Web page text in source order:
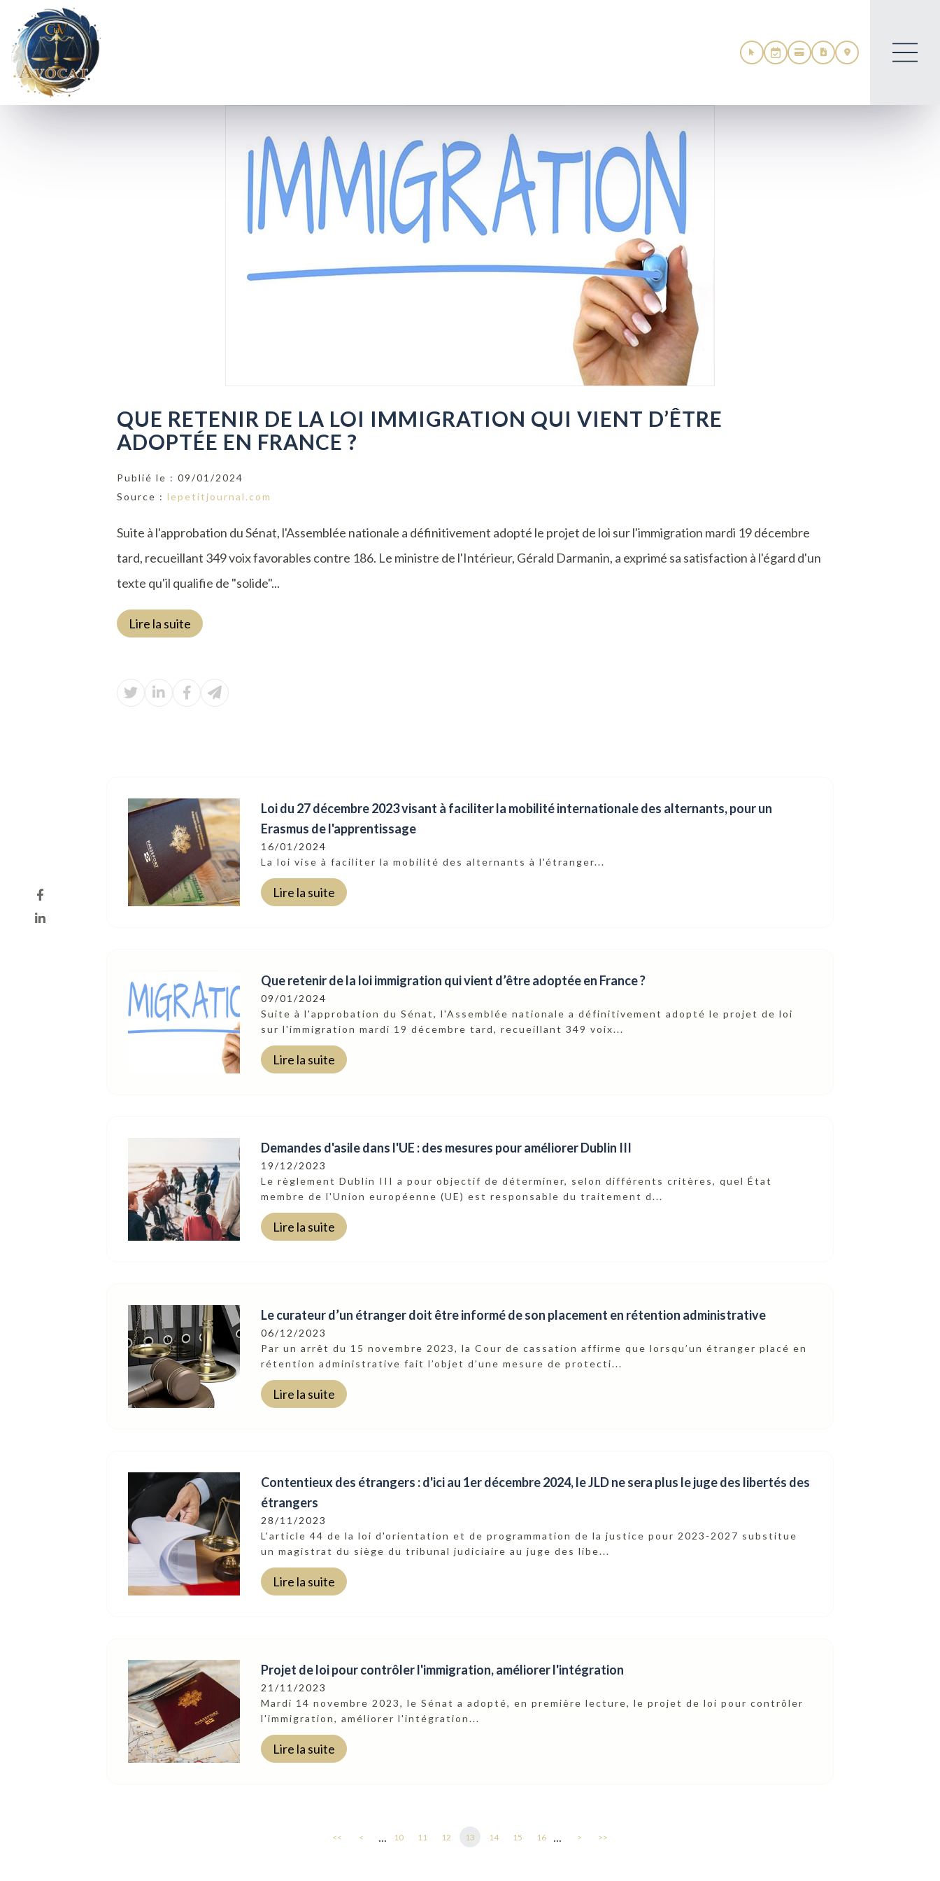
QUE RETENIR DE LA LOI IMMIGRATION QUI VIENT D’ÊTRE
ADOPTÉE EN FRANCE ?
Publié le : 09/01/2024
Source : lepetitjournal.com
Suite à l'approbation du Sénat, l'Assemblée nationale a définitivement adopté le projet de loi sur l'immigration mardi 19 décembre
tard, recueillant 349 voix favorables contre 186. Le ministre de l'Intérieur, Gérald Darmanin, a exprimé sa satisfaction à l'égard d'un
texte qu'il qualifie de "solide"...
Lire la suite
Loi du 27 décembre 2023 visant à faciliter la mobilité internationale des alternants, pour un
Erasmus de l'apprentissage
16/01/2024
La loi vise à faciliter la mobilité des alternants à l'étranger...
Lire la suite
Que retenir de la loi immigration qui vient d’être adoptée en France ?
09/01/2024
Suite à l'approbation du Sénat, l'Assemblée nationale a définitivement adopté le projet de loi
sur l'immigration mardi 19 décembre tard, recueillant 349 voix...
Lire la suite
Demandes d'asile dans l'UE : des mesures pour améliorer Dublin III
19/12/2023
Le règlement Dublin III a pour objectif de déterminer, selon différents critères, quel État
membre de l'Union européenne (UE) est responsable du traitement d...
Lire la suite
Le curateur d’un étranger doit être informé de son placement en rétention administrative
06/12/2023
Par un arrêt du 15 novembre 2023, la Cour de cassation affirme que lorsqu’un étranger placé en
rétention administrative fait l’objet d’une mesure de protecti...
Lire la suite
Contentieux des étrangers : d'ici au 1er décembre 2024, le JLD ne sera plus le juge des libertés des
étrangers
28/11/2023
L'article 44 de la loi d'orientation et de programmation de la justice pour 2023-2027 substitue
un magistrat du siège du tribunal judiciaire au juge des libe...
Lire la suite
Projet de loi pour contrôler l'immigration, améliorer l'intégration
21/11/2023
Mardi 14 novembre 2023, le Sénat a adopté, en première lecture, le projet de loi pour contrôler
l'immigration, améliorer l'intégration...
Lire la suite
<< < ... 10 11 12 13 14 15 16 ... > >>